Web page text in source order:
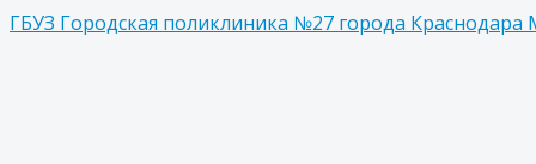
ГБУЗ Городская поликлиника №27 города Краснодара